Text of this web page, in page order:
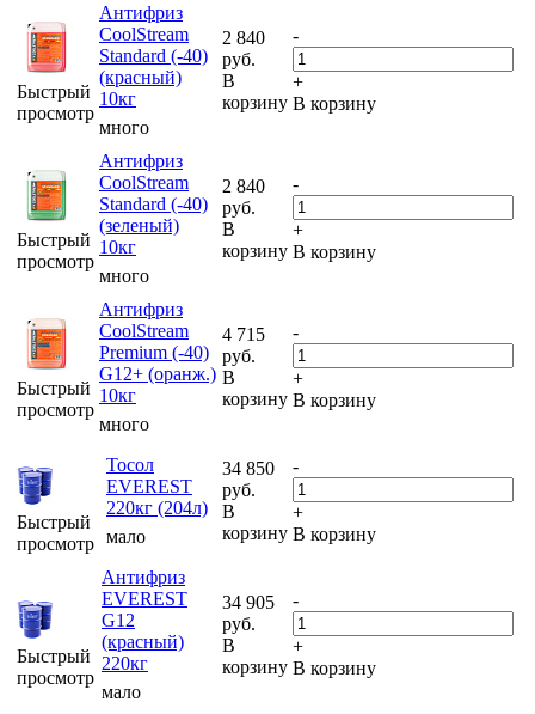
Быстрый
просмотр
Антифриз
CoolStream
Standard (-40)
(красный)
10кг
много
2 840
руб.
В
корзину
-
+
В корзину
Быстрый
просмотр
Антифриз
CoolStream
Standard (-40)
(зеленый)
10кг
много
2 840
руб.
В
корзину
-
+
В корзину
Быстрый
просмотр
Антифриз
CoolStream
Premium (-40)
G12+ (оранж.)
10кг
много
4 715
руб.
В
корзину
-
+
В корзину
Быстрый
просмотр
Тосол
EVEREST
220кг (204л)
мало
34 850
руб.
В
корзину
-
+
В корзину
Быстрый
просмотр
Антифриз
EVEREST
G12
(красный)
220кг
мало
34 905
руб.
В
корзину
-
+
В корзину